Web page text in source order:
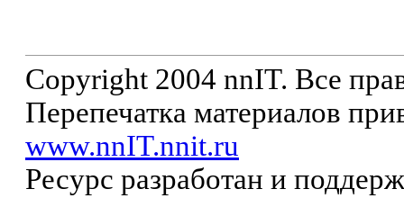
Copyright 2004 nnIT. Все
Перепечатка материалов
www.nnIT.nnit.ru
Ресурс разработан и